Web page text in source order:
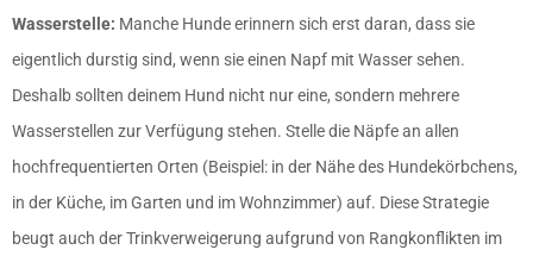
Wasserstelle: Manche Hunde erinnern sich erst daran, dass sie
eigentlich durstig sind, wenn sie einen Napf mit Wasser sehen.
Deshalb sollten deinem Hund nicht nur eine, sondern mehrere
Wasserstellen zur Verfügung stehen. Stelle die Näpfe an allen
hochfrequentierten Orten (Beispiel: in der Nähe des Hundekörbchens,
in der Küche, im Garten und im Wohnzimmer) auf. Diese Strategie
beugt auch der Trinkverweigerung aufgrund von Rangkonflikten im